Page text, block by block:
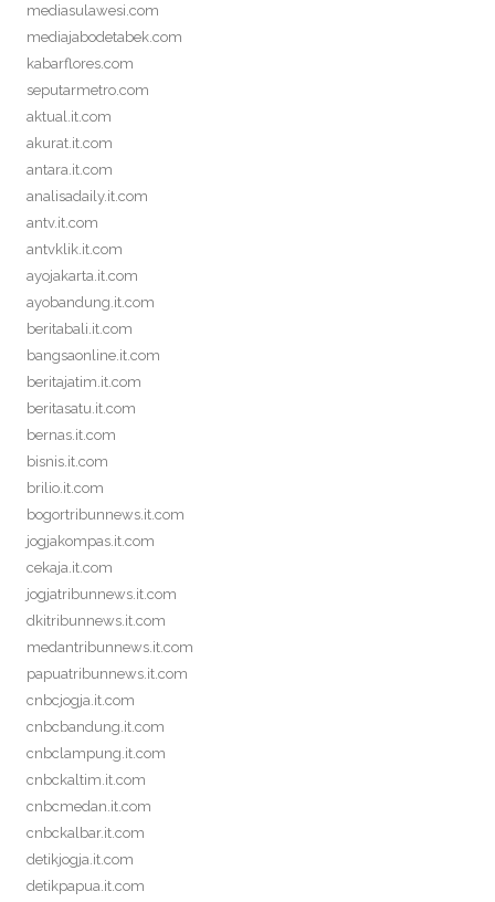
mediasulawesi.com
mediajabodetabek.com
kabarflores.com
seputarmetro.com
aktual.it.com
akurat.it.com
antara.it.com
analisadaily.it.com
antv.it.com
antvklik.it.com
ayojakarta.it.com
ayobandung.it.com
beritabali.it.com
bangsaonline.it.com
beritajatim.it.com
beritasatu.it.com
bernas.it.com
bisnis.it.com
brilio.it.com
bogortribunnews.it.com
jogjakompas.it.com
cekaja.it.com
jogjatribunnews.it.com
dkitribunnews.it.com
medantribunnews.it.com
papuatribunnews.it.com
cnbcjogja.it.com
cnbcbandung.it.com
cnbclampung.it.com
cnbckaltim.it.com
cnbcmedan.it.com
cnbckalbar.it.com
detikjogja.it.com
detikpapua.it.com